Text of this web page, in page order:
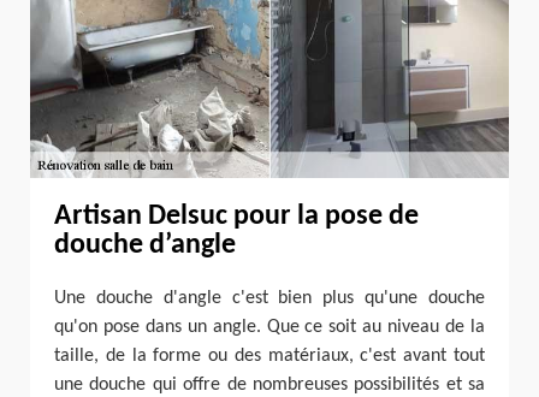
Artisan Delsuc pour la pose de
douche d’angle
Une douche d'angle c'est bien plus qu'une douche
qu'on pose dans un angle. Que ce soit au niveau de la
taille, de la forme ou des matériaux, c'est avant tout
une douche qui offre de nombreuses possibilités et sa